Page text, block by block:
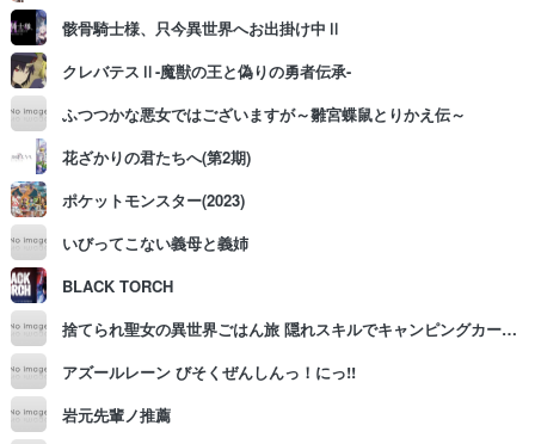
骸骨騎士様、只今異世界へお出掛け中Ⅱ
クレバテスⅡ-魔獣の王と偽りの勇者伝承-
ふつつかな悪女ではございますが～雛宮蝶鼠とりかえ伝～
花ざかりの君たちへ(第2期)
ポケットモンスター(2023)
いびってこない義母と義姉
BLACK TORCH
捨てられ聖女の異世界ごはん旅 隠れスキルでキャンピングカーを召喚しました
アズールレーン びそくぜんしんっ！にっ!!
岩元先輩ノ推薦